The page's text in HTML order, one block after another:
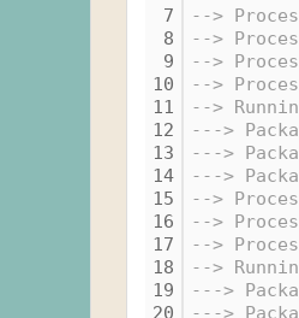
7
8
9
10
11
12
13
14
15
16
17
18
19
20
-->
-->
-->
-->
-->
--->
--->
--->
-->
-->
-->
-->
--->
--->